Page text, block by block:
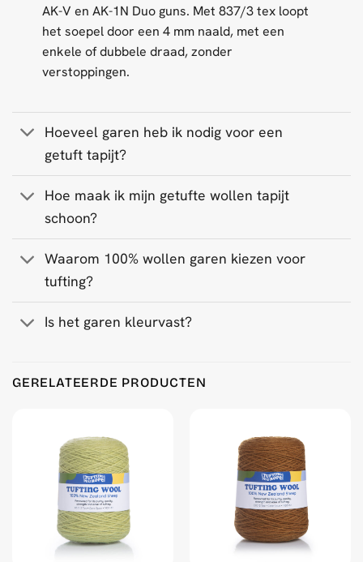
AK-V en AK-1N Duo guns. Met 837/3 tex loopt
het soepel door een 4 mm naald, met een
enkele of dubbele draad, zonder
verstoppingen.
Hoeveel garen heb ik nodig voor een
getuft tapijt?
Hoe maak ik mijn getufte wollen tapijt
schoon?
Waarom 100% wollen garen kiezen voor
tufting?
Is het garen kleurvast?
Rating: 5/5
Beautifull colour
Mon Oct 20 2025 16:08:22 GMT+0000 (Coordinated
GERELATEERDE PRODUCTEN